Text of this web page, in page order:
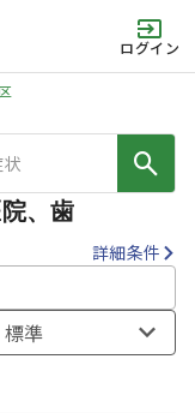
ログイン
、歯
詳細条件
標準